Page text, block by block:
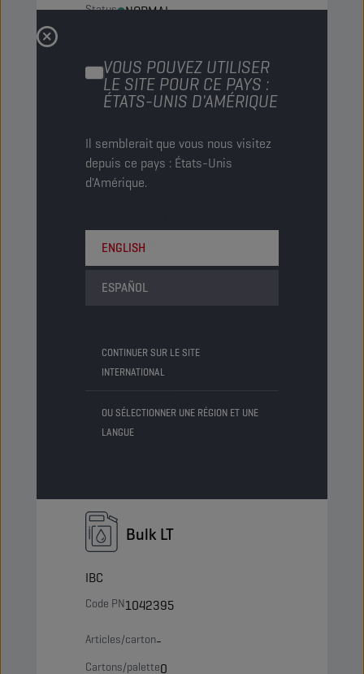
VOUS POUVEZ UTILISER
LE SITE POUR CE PAYS :
ÉTATS-UNIS D'AMÉRIQUE
Il semblerait que vous nous visitez
depuis ce pays : États-Unis
d'Amérique.
ENGLISH
ESPAÑOL
CONTINUER SUR LE SITE
INTERNATIONAL
OU SÉLECTIONNER UNE RÉGION ET UNE
LANGUE
Status NORMAL
60 LT
8230257
5413048230257
Articles/carton
Status NORMAL
205 LT
Code PN8230356
Bulk LT
IBC
Code PN1042395
Articles/carton-
Cartons/palette0